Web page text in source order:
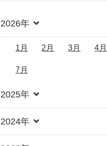
2026年
1月 2月 3月 4月
7月
2025年
2024年